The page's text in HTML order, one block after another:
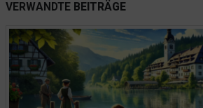
VERWANDTE BEITRÄGE